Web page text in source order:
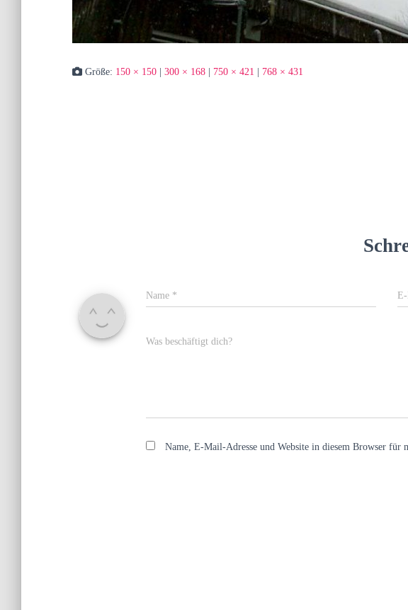
Größe: 150 × 150 300 × 168 750 × 421 768 × 431
Name *
Was beschäftigt dich?
Name, E-Mail-Adresse und Website in diesem Browser für